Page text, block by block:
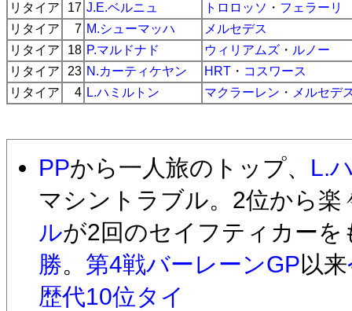
リタイア
17 J.E.ベルニュ トロロッソ ・ フェラーリ
リタイア
7 M.シューマッハ
メルセデス
リタイア
18 P.マルドナド ウィリアムズ ・ ルノー
リタイア
23 N.カーティケヤン HRT ・ コスワース
リタイア
4 L.ハミルトン マクラーレン ・ メルセデ
PPから一人旅のトップ、 L.
マシントラブル。2位から楽
ルが2回のセイフティカー
勝。 第4戦バーレーンGP以来
歴代10位タイ